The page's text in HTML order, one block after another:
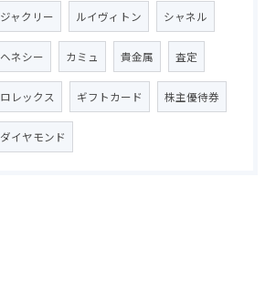
ジャクリー ルイヴィトン シャネル
ヘネシー カミュ 貴金属 査定
ロレックス ギフトカード 株主優待券
ダイヤモンド